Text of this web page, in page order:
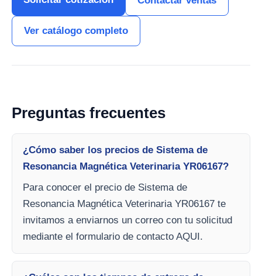
Ver catálogo completo
Preguntas frecuentes
¿Cómo saber los precios de Sistema de
Resonancia Magnética Veterinaria YR06167?
Para conocer el precio de Sistema de
Resonancia Magnética Veterinaria YR06167 te
invitamos a enviarnos un correo con tu solicitud
mediante el formulario de contacto AQUI.